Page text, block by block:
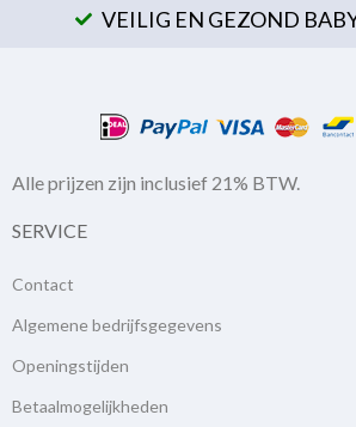
VEILIG EN GEZOND
Alle prijzen zijn inclusief 21% BTW.
SERVICE
Contact
Algemene bedrijfsgegevens
Openingstijden
Betaalmogelijkheden